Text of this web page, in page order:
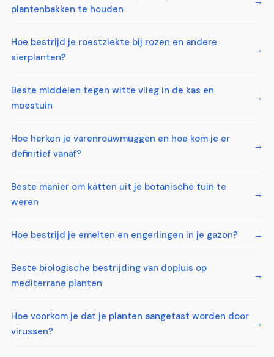
plantenbakken te houden
Hoe bestrijd je roestziekte bij rozen en andere
sierplanten?
Beste middelen tegen witte vlieg in de kas en
moestuin
Hoe herken je varenrouwmuggen en hoe kom je er
definitief vanaf?
Beste manier om katten uit je botanische tuin te
weren
Hoe bestrijd je emelten en engerlingen in je gazon?
Beste biologische bestrijding van dopluis op
mediterrane planten
Hoe voorkom je dat je planten aangetast worden door
virussen?